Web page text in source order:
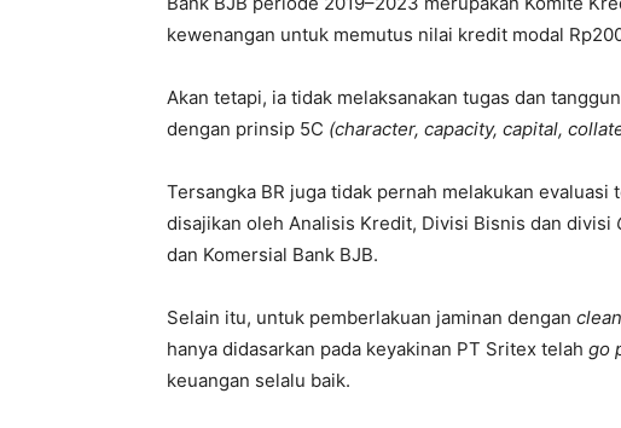
kewenangan untuk memutus nilai kredit modal
Akan tetapi, ia tidak melaksanakan tugas dan
dengan prinsip 5C (character, capacity, capital,
T​ersangka BR juga tidak pernah melakukan
disajikan oleh Analisis Kredit, Divisi Bisnis dan divisi
dan Komersial Bank BJB.
Selain itu, untuk pemberlakuan jaminan dengan
hanya didasarkan pada keyakinan PT Sritex telah go
keuangan selalu baik.